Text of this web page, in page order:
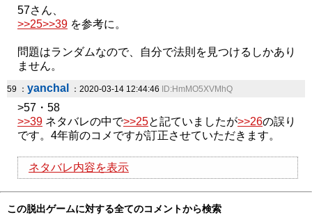
57さん、
>>25>>39 を参考に。
問題はランダムなので、自分で法則を見つけるしかあり
ません。
59 ： yanchal ：2020-03-14 12:44:46 ID:HmMO5XVMhQ
>57・58
>>39 ネタバレの中で>>25と記ていましたが>>26の誤り
です。4年前のコメですが訂正させていただきます。
ネタバレ内容を表示
この脱出ゲームに対する全てのコメントから検索